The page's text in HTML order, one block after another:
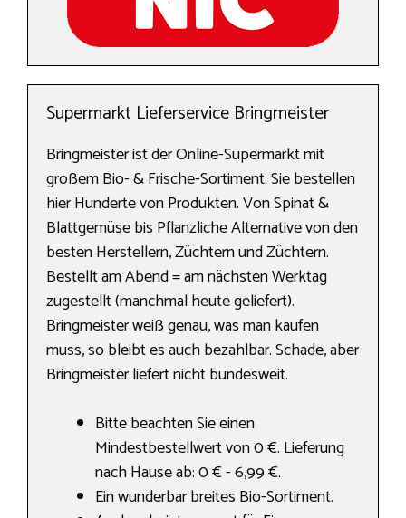
Supermarkt Lieferservice Bringmeister
Bringmeister ist der Online-Supermarkt mit
großem Bio- & Frische-Sortiment. Sie bestellen
hier Hunderte von Produkten. Von Spinat &
Blattgemüse bis Pflanzliche Alternative von den
besten Herstellern, Züchtern und Züchtern.
Bestellt am Abend = am nächsten Werktag
zugestellt (manchmal heute geliefert).
Bringmeister weiß genau, was man kaufen
muss, so bleibt es auch bezahlbar. Schade, aber
Bringmeister liefert nicht bundesweit.
Bitte beachten Sie einen
Mindestbestellwert von 0 €. Lieferung
nach Hause ab: 0 € - 6,99 €.
Ein wunderbar breites Bio-Sortiment.